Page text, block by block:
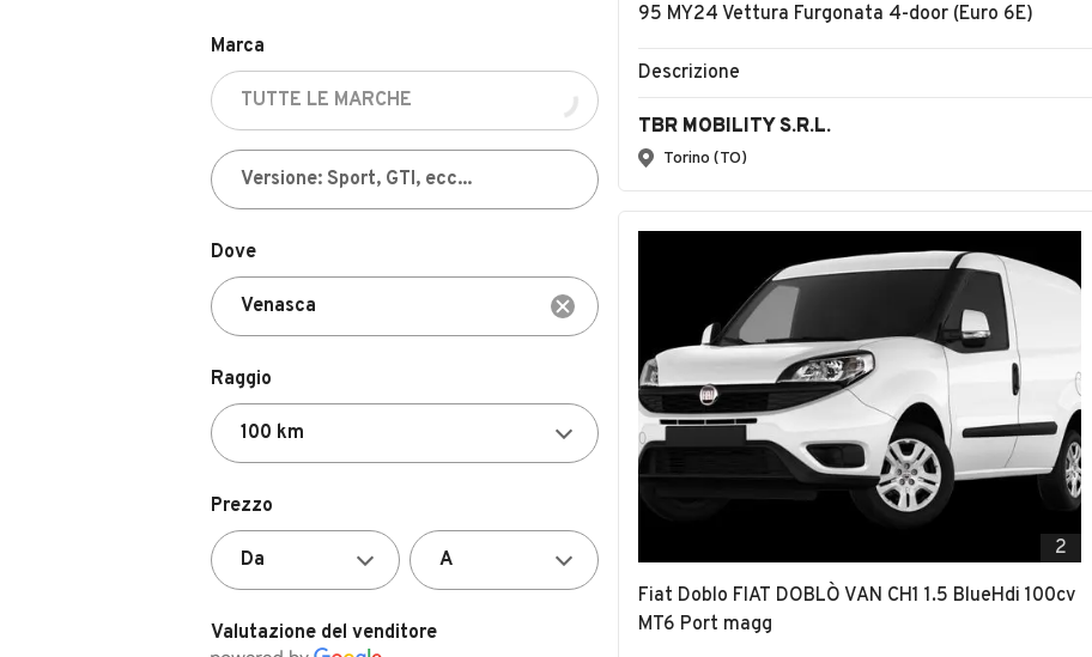
Marca
Dove
Raggio
Prezzo
Valutazione del venditore
95 MY24 Vettura Furgonata 4-door (Euro 6E)
Descrizione
TBR MOBILITY S.R.L.
Torino (TO)
2
Fiat Doblo FIAT DOBLÒ VAN CH1 1.5 BlueHdi 100cv
MT6 Port magg